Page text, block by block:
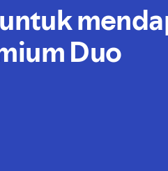
Duo